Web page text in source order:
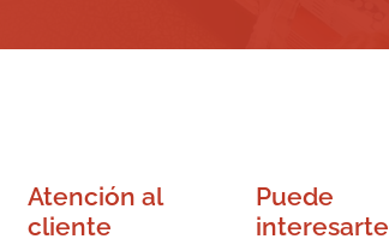
Atención al
cliente
Puede
interesarte